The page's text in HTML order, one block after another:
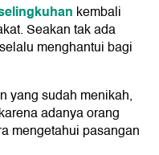
kembali
Seakan tak ada
menghantui bagi
yang sudah menikah,
adanya orang
mengetahui pasangan